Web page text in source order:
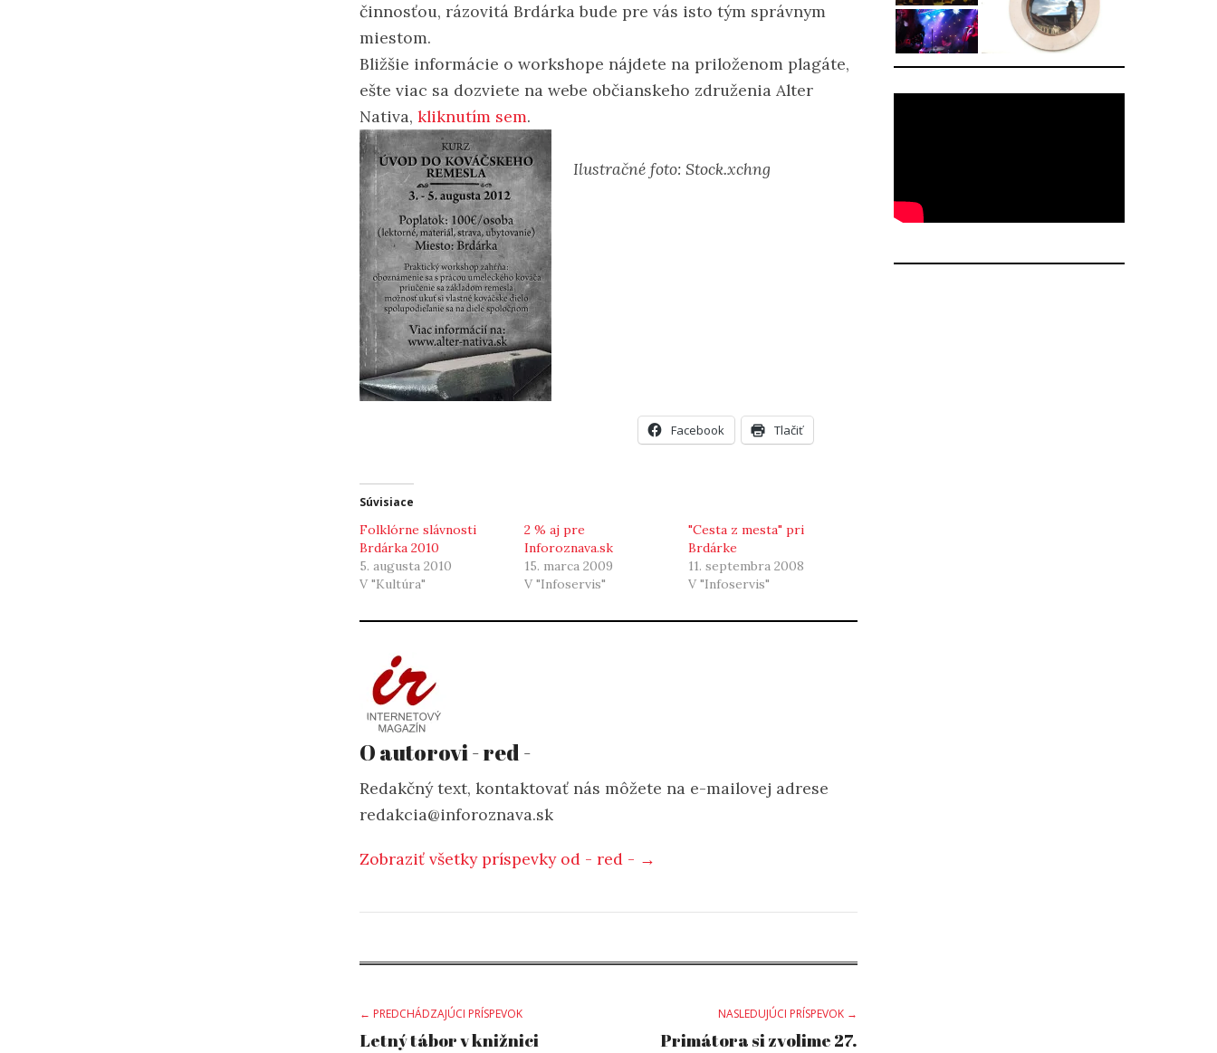
činnosťou, rázovitá Brdárka bude pre vás isto tým správnym
miestom.
Bližšie informácie o workshope nájdete na priloženom plagáte,
ešte viac sa dozviete na webe občianskeho združenia Alter
Nativa, kliknutím sem.
Ilustračné foto: Stock.xchng
Facebook Tlačiť
Súvisiace
Folklórne slávnosti
Brdárka 2010
5. augusta 2010
V "Kultúra"
2 % aj pre
Inforoznava.sk
15. marca 2009
V "Infoservis"
"Cesta z mesta" pri
Brdárke
11. septembra 2008
V "Infoservis"
O autorovi - red -
Redakčný text, kontaktovať nás môžete na e-mailovej adrese
redakcia@inforoznava.sk
Zobraziť všetky príspevky od - red - →
Post
← PREDCHÁDZAJÚCI PRÍSPEVOK
Letný tábor v knižnici
NASLEDUJÚCI PRÍSPEVOK →
Primátora si zvolime 27.